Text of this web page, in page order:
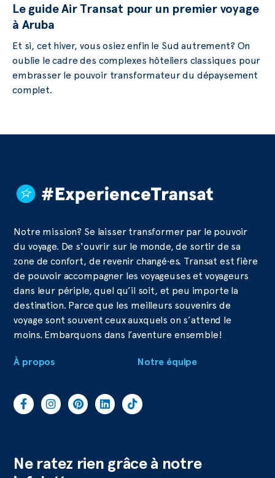
Le guide Air Transat pour un premier voyage
à Aruba
Et si, cet hiver, vous osiez enfin le Sud autrement? On
oublie le cadre des complexes hôteliers classiques pour
embrasser le pouvoir transformateur du dépaysement
complet.
Notre mission? Se laisser transformer par le pouvoir
du voyage. De s'ouvrir sur le monde, de sortir de sa
zone de confort, de revenir changé·es. Transat est fière
de pouvoir accompagner les voyageuses et voyageurs
dans leur périple, quel qu’il soit, et peu importe la
destination. Parce que les meilleurs souvenirs de
voyage sont souvent ceux auxquels on s’attend le
moins. Embarquons dans l’aventure ensemble!
À propos Notre équipe
Ne ratez rien grâce à notre